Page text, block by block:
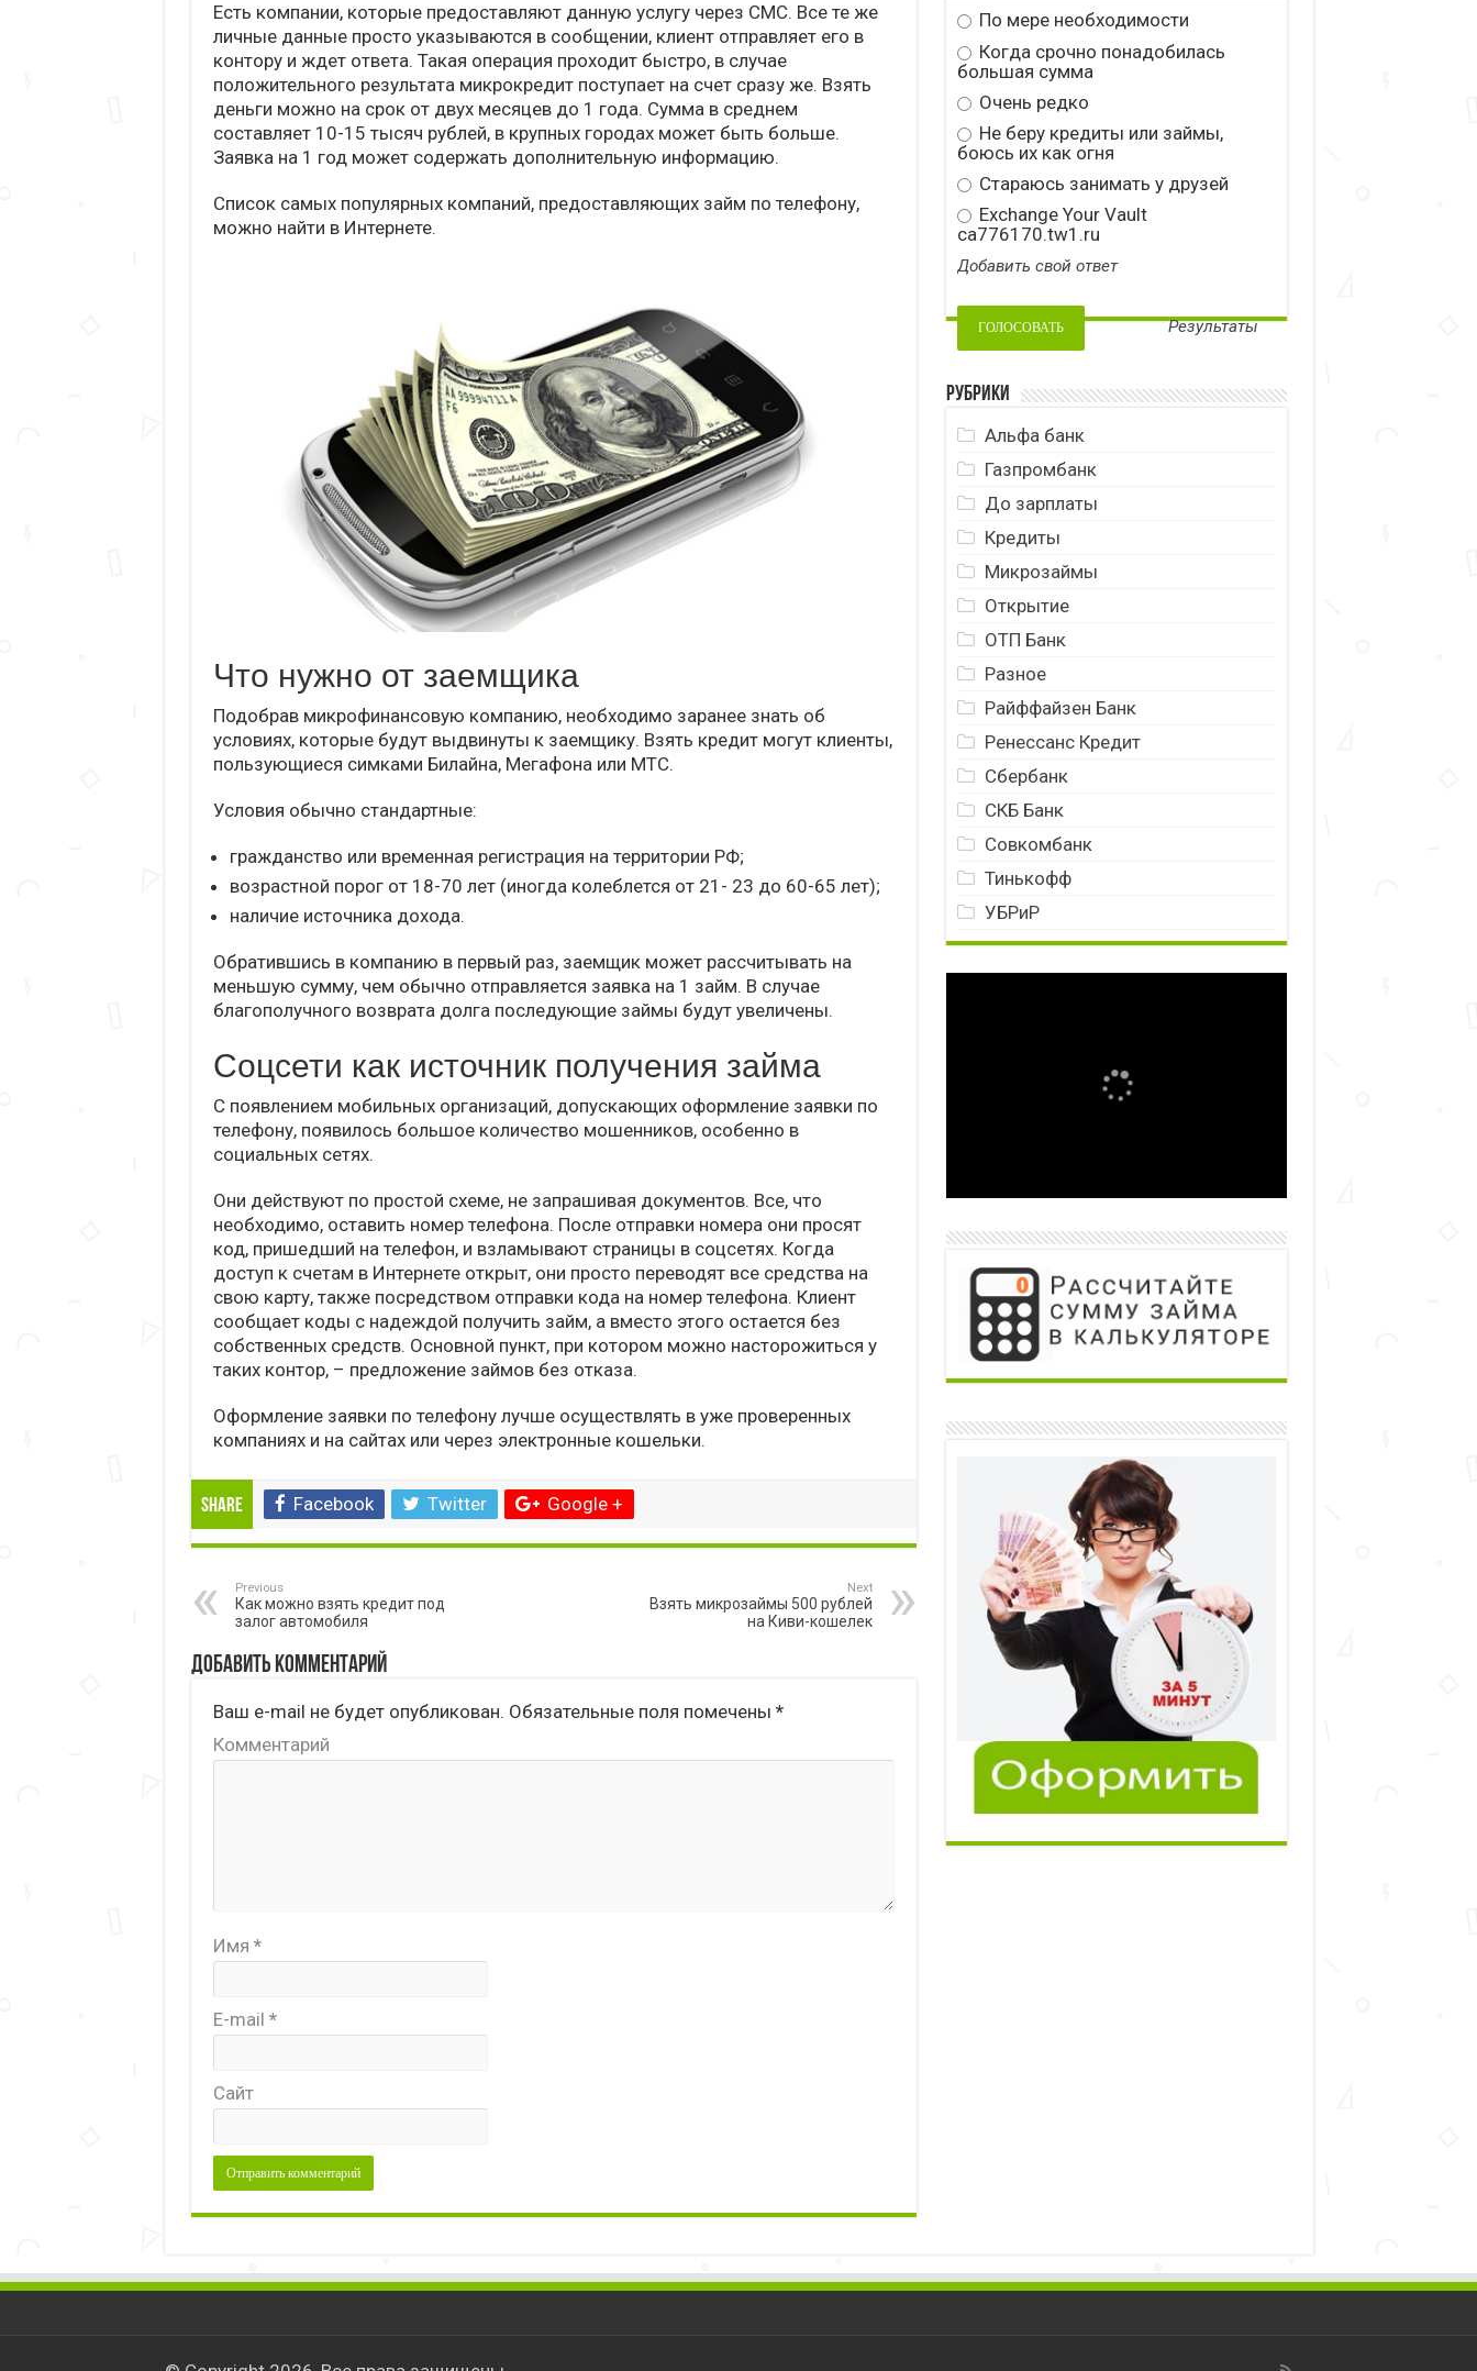
Есть компании, которые предоставляют данную услугу через СМС. Все те же
личные данные просто указываются в сообщении, клиент отправляет его в
контору и ждет ответа. Такая операция проходит быстро, в случае
положительного результата микрокредит поступает на счет сразу же. Взять
деньги можно на срок от двух месяцев до 1 года. Сумма в среднем
составляет 10-15 тысяч рублей, в крупных городах может быть больше.
Заявка на 1 год может содержать дополнительную информацию.
Список самых популярных компаний, предоставляющих займ по телефону,
можно найти в Интернете.
Что нужно от заемщика
Подобрав микрофинансовую компанию, необходимо заранее знать об
условиях, которые будут выдвинуты к заемщику. Взять кредит могут клиенты,
пользующиеся симками Билайна, Мегафона или МТС.
Условия обычно стандартные:
гражданство или временная регистрация на территории РФ;
возрастной порог от 18-70 лет (иногда колеблется от 21- 23 до 60-65 лет);
наличие источника дохода.
Обратившись в компанию в первый раз, заемщик может рассчитывать на
меньшую сумму, чем обычно отправляется заявка на 1 займ. В случае
благополучного возврата долга последующие займы будут увеличены.
Соцсети как источник получения займа
С появлением мобильных организаций, допускающих оформление заявки по
телефону, появилось большое количество мошенников, особенно в
социальных сетях.
Они действуют по простой схеме, не запрашивая документов. Все, что
необходимо, оставить номер телефона. После отправки номера они просят
код, пришедший на телефон, и взламывают страницы в соцсетях. Когда
доступ к счетам в Интернете открыт, они просто переводят все средства на
свою карту, также посредством отправки кода на номер телефона. Клиент
сообщает коды с надеждой получить займ, а вместо этого остается без
собственных средств. Основной пункт, при котором можно насторожиться у
таких контор, – предложение займов без отказа.
Оформление заявки по телефону лучше осуществлять в уже проверенных
компаниях и на сайтах или через электронные кошельки.
Share Facebook Twitter Google +
Previous
Как можно взять кредит под
залог автомобиля
Next
Взять микрозаймы 500 рублей
на Киви-кошелек
Добавить комментарий
Ваш e-mail не будет опубликован. Обязательные поля помечены *
Комментарий
Имя *
E-mail *
Сайт
По мере необходимости
Когда срочно понадобилась
большая сумма
Очень редко
Не беру кредиты или займы,
боюсь их как огня
Стараюсь занимать у друзей
Exchange Your Vault
ca776170.tw1.ru
Добавить свой ответ
Результаты
Рубрики
Альфа банк
Газпромбанк
До зарплаты
Кредиты
Микрозаймы
Открытие
ОТП Банк
Разное
Райффайзен Банк
Ренессанс Кредит
Сбербанк
СКБ Банк
Совкомбанк
Тинькофф
УБРиР